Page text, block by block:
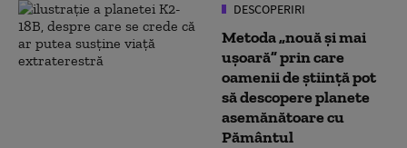
DESCOPERIRI
Metoda „nouă şi mai
uşoară” prin care
oamenii de ştiinţă pot
să descopere planete
asemănătoare cu
Pământul